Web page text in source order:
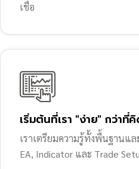
เชื่อ
เริ่มต้นที่เรา "ง่าย" กว่าที่
เราเตรียมความรู้ทั้งพื้นฐานแ
EA, Indicator และ Trade